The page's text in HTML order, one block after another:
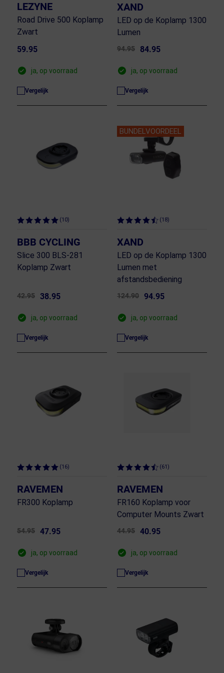
LEZYNE
Road Drive 500 Koplamp
Zwart
59.95
ja, op voorraad
Vergelijk
XAND
LED op de Koplamp 1300
Lumen
94.95 84.95
ja, op voorraad
Vergelijk
(10)
BBB CYCLING
Slice 300 BLS-281
Koplamp Zwart
42.95 38.95
ja, op voorraad
Vergelijk
BUNDELVOORDEEL
(18)
XAND
LED op de Koplamp 1300
Lumen met
afstandsbediening
124.90 94.95
ja, op voorraad
Vergelijk
(16)
RAVEMEN
FR300 Koplamp
54.95 47.95
ja, op voorraad
Vergelijk
(61)
RAVEMEN
FR160 Koplamp voor
Computer Mounts Zwart
44.95 40.95
ja, op voorraad
Vergelijk